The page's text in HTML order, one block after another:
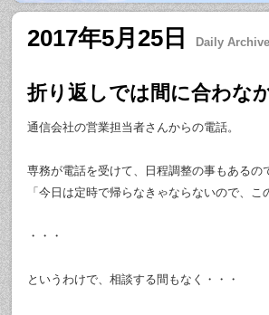
2017年5月25日 Daily
折り返しでは間に合わな
通信会社の営業担当者さんからの電話。
専務が電話を受けて、日程調整の事もある
「今日は定時で帰らなきゃならないので、
・・・
というわけで、相談する間もなく・・・